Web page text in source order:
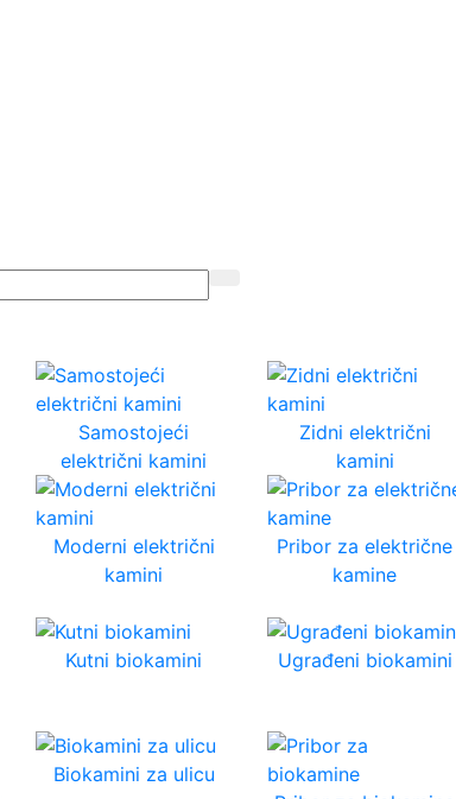
Samostojeći
električni kamini
Zidni električni
kamini
Moderni električni
kamini
Pribor za električne
kamine
Kutni biokamini Ugrađeni biokamini
Biokamini za ulicu